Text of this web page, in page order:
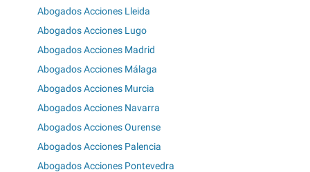
Abogados Acciones Lleida
Abogados Acciones Lugo
Abogados Acciones Madrid
Abogados Acciones Málaga
Abogados Acciones Murcia
Abogados Acciones Navarra
Abogados Acciones Ourense
Abogados Acciones Palencia
Abogados Acciones Pontevedra